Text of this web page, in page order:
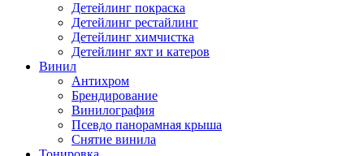
Детейлинг покраска
Детейлинг рестайлинг
Детейлинг химчистка
Детейлинг яхт и катеров
Винил
Антихром
Брендирование
Винилография
Псевдо панорамная крыша
Снятие винила